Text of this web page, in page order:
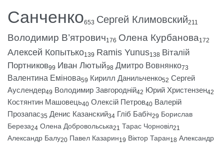
Санченко653 Сергей Климовский211
Володимир В’ятрович176 Олена Курбанова172
Алексей Копытько139 Ramis Yunus138 Віталій
Портников99 Иван Лютый98 Дмитро Вовнянко73
Валентина Емінова59 Кирилл Данильченко52 Сергей
Ауслендер49 Володимир Завгородній42 Юрий Христензен42
Костянтин Машовець40 Олексій Петров40 Валерій
Прозапас35 Денис Казанский34 Гліб Бабіч29 Борислав
Береза24 Олена Добровольська21 Тарас Чорновіл21
Александр Балу20 Павел Казарин19 Віктор Таран18 Александр